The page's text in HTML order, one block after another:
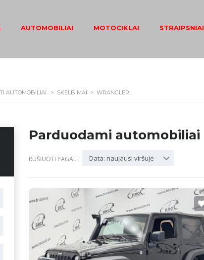
AUTOMOBILIAI MOTOCIKLAI STRAIPSNIAI
AUTOMOBILIAI. > SKELBIMAI > WRANGLER
Parduodami automobiliai
RŪŠIUOTI PAGAL: Data: naujausi viršuje